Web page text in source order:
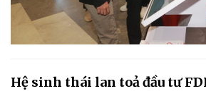
Hệ sinh thái lan toả đầu tư